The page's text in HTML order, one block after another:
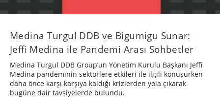
Medina Turgul DDB ve Bigumigu Sunar:
Jeffi Medina ile Pandemi Arası Sohbetler
Medina Turgul DDB Group’un Yönetim Kurulu Başkanı Jeffi
Medina pandeminin sektörlere etkileri ile ilgili konuşurken
daha önce karşı karşıya kaldığı krizlerden yola çıkarak
bugüne dair tavsiyelerde bulundu.